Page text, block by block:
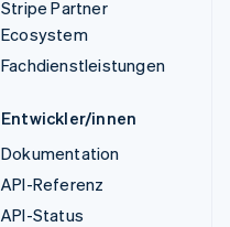
Stripe Partner
Ecosystem
Fachdienstleistungen
Entwickler/innen
Dokumentation
API-Referenz
API-Status